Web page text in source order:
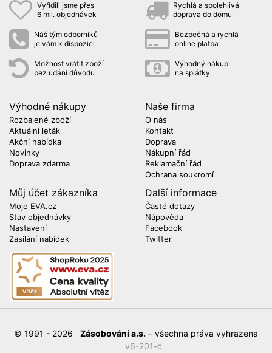
Vyřídili jsme přes
6 mil. objednávek
Rychlá a spolehlivá
doprava do domu
Náš tým odborníků
je vám k dispozici
Bezpečná a rychlá
online platba
Možnost vrátit zboží
bez udání důvodu
Výhodný nákup
na splátky
Výhodné nákupy
Rozbalené zboží
Aktuální leták
Akční nabídka
Novinky
Doprava zdarma
Naše firma
O nás
Kontakt
Doprava
Nákupní řád
Reklamační řád
Ochrana soukromí
Můj účet zákazníka
Moje EVA.cz
Stav objednávky
Nastavení
Zasílání nabídek
Další informace
Časté dotazy
Nápověda
Facebook
Twitter
© 1991 - 2026 Zásobování a.s. – všechna práva vyhrazena
v6-201-c